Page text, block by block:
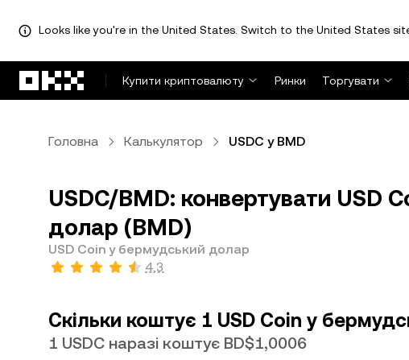
Looks like you're in the United States. Switch to the United States
Купити криптовалюту
Ринки Торгувати
Головна Калькулятор USDC у BMD
USDC/BMD: конвертувати USD
долар (BMD)
USD Coin у бермудський долар
4,3
Скільки коштує 1 USD Coin у
1 USDC наразі коштує BD$1,0006